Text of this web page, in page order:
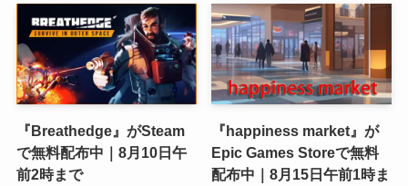
『Breathedge』がSteam
で無料配布中｜8月10日午
前2時まで
『happiness market』が
Epic Games Storeで無料
配布中｜8月15日午前1時ま